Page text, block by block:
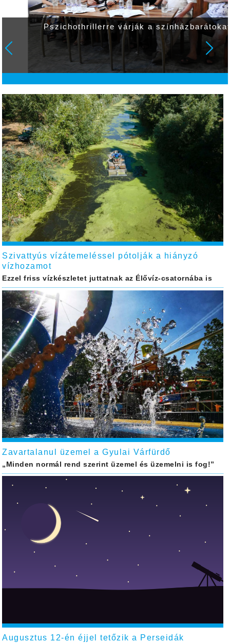
Pszichothrillerre várják a színházbarátokat
Szivattyús vízátemeléssel pótolják a hiányzó
vízhozamot
Ezzel friss vízkészletet juttatnak az Élővíz-csatornába is
Zavartalanul üzemel a Gyulai Várfürdő
„Minden normál rend szerint üzemel és üzemelni is fog!”
Augusztus 12-én éjjel tetőzik a Perseidák